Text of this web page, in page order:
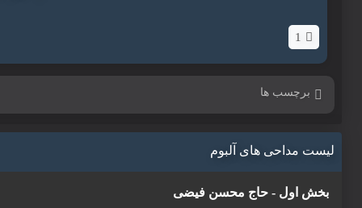
1
برچسب ها
لیست مداحی های آلبوم
بخش اول - حاج محسن فیضی